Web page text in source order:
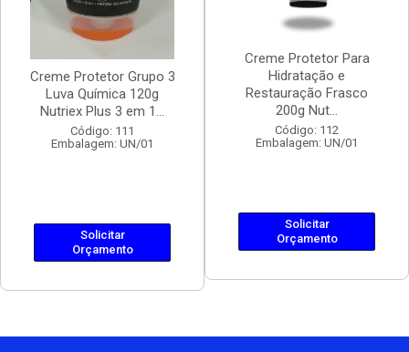
Creme Protetor Grupo 3
Luva Química 120g
Nutriex Plus 3 em 1...
Código: 111
Embalagem: UN/01
Solicitar
Orçamento
Creme Protetor Para
Hidratação e
Restauração Frasco
200g Nut...
Código: 112
Embalagem: UN/01
Solicitar
Orçamento